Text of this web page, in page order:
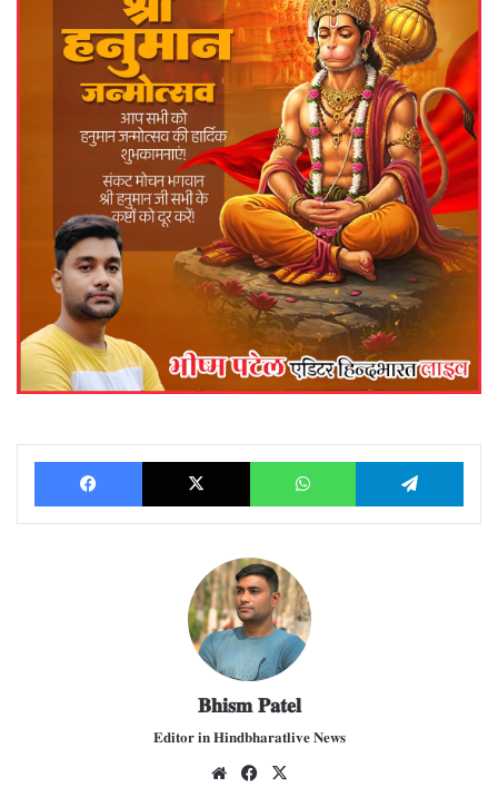
Facebook X WhatsApp
𝐁𝐡𝐢𝐬𝐦 𝐏𝐚𝐭𝐞𝐥
𝐄𝐝𝐢𝐭𝐨𝐫 𝐢𝐧 𝐇𝐢𝐧𝐝𝐛𝐡𝐚𝐫𝐚𝐭𝐥𝐢𝐯𝐞 𝐍𝐞𝐰𝐬
We
Fac